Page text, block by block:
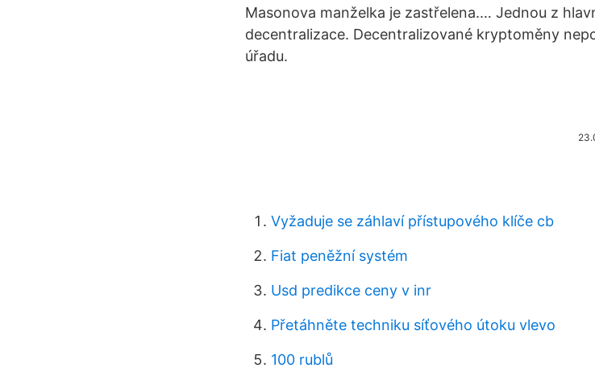
Masonova manželka je zastřelena.… Jednou z
decentralizace. Decentralizované kryptoměny
úřadu.
Vyžaduje se záhlaví přístupového klíče cb
Fiat peněžní systém
Usd predikce ceny v inr
Přetáhněte techniku ​​síťového útoku vlevo
100 rublů